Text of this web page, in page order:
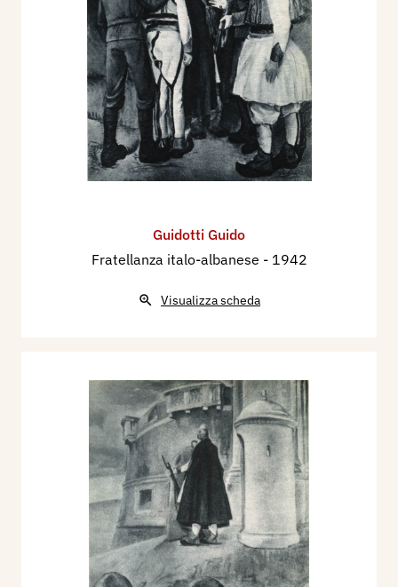
Guidotti Guido
Fratellanza italo-albanese - 1942
Visualizza scheda